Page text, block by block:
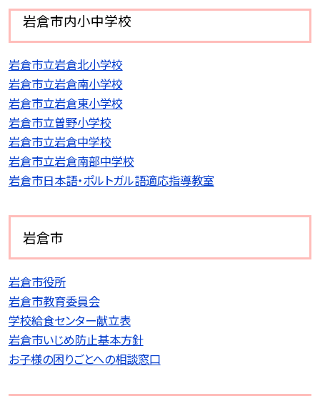
岩倉市内小中学校
岩倉市立岩倉北小学校
岩倉市立岩倉南小学校
岩倉市立岩倉東小学校
岩倉市立曽野小学校
岩倉市立岩倉中学校
岩倉市立岩倉南部中学校
岩倉市日本語・ポルトガル語適応指導教室
岩倉市
岩倉市役所
岩倉市教育委員会
学校給食センター献立表
岩倉市いじめ防止基本方針
お子様の困りごとへの相談窓口